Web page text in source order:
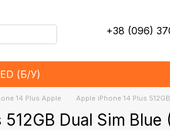
+38 (096)
(Б/У)
14 Plus Apple Apple iPhone 14 Plus
Dual Sim Blue